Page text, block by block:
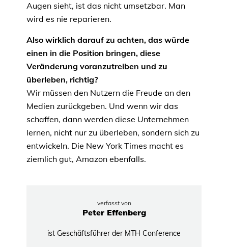
Augen sieht, ist das nicht umsetzbar. Man
wird es nie reparieren.
Also wirklich darauf zu achten, das würde
einen in die Position bringen, diese
Veränderung voranzutreiben und zu
überleben, richtig?
Wir müssen den Nutzern die Freude an den
Medien zurückgeben. Und wenn wir das
schaffen, dann werden diese Unternehmen
lernen, nicht nur zu überleben, sondern sich zu
entwickeln. Die New York Times macht es
ziemlich gut, Amazon ebenfalls.
verfasst von
Peter Effenberg
ist Geschäftsführer der MTH Conference